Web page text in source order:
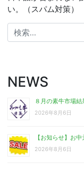
い。（スパム対策）
検
索:
NEWS
８月の素牛市場
2026年8月6日
【お知らせ】お
2026年8月6日